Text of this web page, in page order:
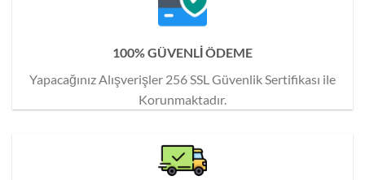
100% GÜVENLİ ÖDEME
Yapacağınız Alışverişler 256 SSL Güvenlik Sertifikası ile
Korunmaktadır.